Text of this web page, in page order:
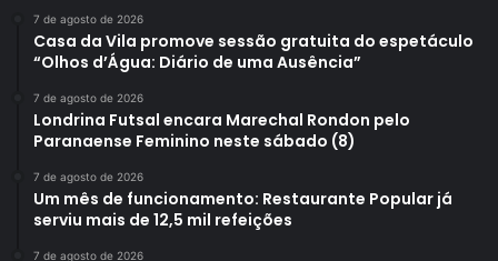
7 de agosto de 2026
Casa da Vila promove sessão gratuita do espetáculo
“Olhos d’Água: Diário de uma Ausência”
7 de agosto de 2026
Londrina Futsal encara Marechal Rondon pelo
Paranaense Feminino neste sábado (8)
7 de agosto de 2026
Um mês de funcionamento: Restaurante Popular já
serviu mais de 12,5 mil refeições
7 de agosto de 2026